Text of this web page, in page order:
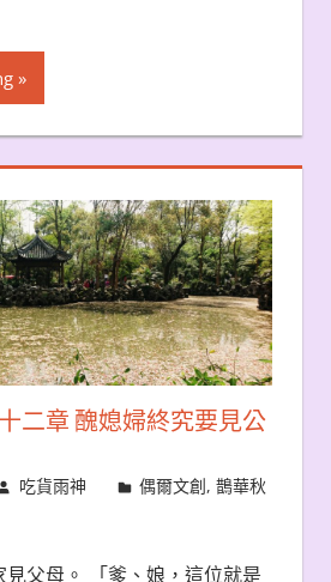
二章 醜媳婦終究要見公
吃貨雨神 偶爾文創,鵲華秋
父母。 「爹、娘，這位就是